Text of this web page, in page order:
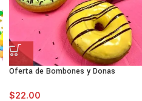
Oferta de Bombones y Donas
$22.00